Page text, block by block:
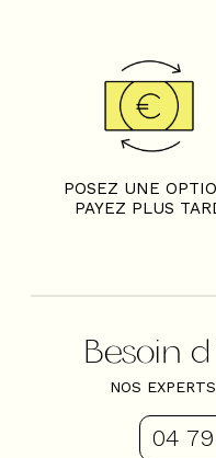
POSEZ UNE
PAYEZ PLUS
Besoin
NOS
04